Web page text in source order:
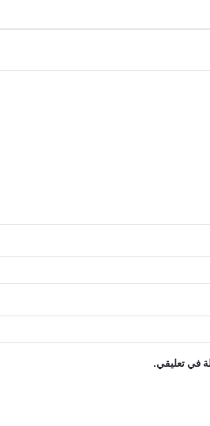
في تعليقي.